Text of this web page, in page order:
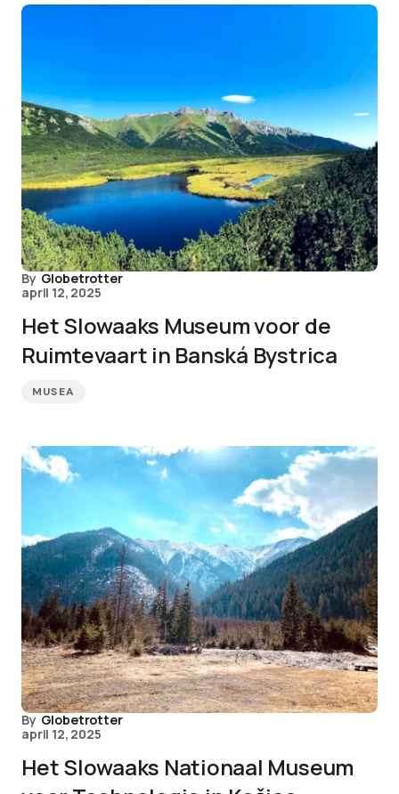
By Globetrotter
april 12, 2025
Het Slowaaks Museum voor de
Ruimtevaart in Banská Bystrica
MUSEA
By Globetrotter
april 12, 2025
Het Slowaaks Nationaal Museum